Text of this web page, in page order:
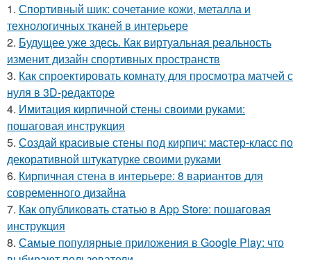
1. Спортивный шик: сочетание кожи, металла и
технологичных тканей в интерьере
2. Будущее уже здесь. Как виртуальная реальность
изменит дизайн спортивных пространств
3. Как спроектировать комнату для просмотра матчей с
нуля в 3D-редакторе
4. Имитация кирпичной стены своими руками:
пошаговая инструкция
5. Создай красивые стены под кирпич: мастер-класс по
декоративной штукатурке своими руками
6. Кирпичная стена в интерьере: 8 вариантов для
современного дизайна
7. Как опубликовать статью в App Store: пошаговая
инструкция
8. Самые популярные приложения в Google Play: что